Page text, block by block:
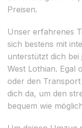
Preisen.
Unser erfahrenes
sich bestens mit
unterstützt dich bei
West Lothian. Egal
oder den
dich da, um den
bequem wie